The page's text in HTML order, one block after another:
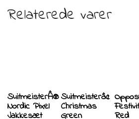
Relaterede varer
SuitmeisterÂ®
Nordic Pixel
Jakkesæt
Suitmeisterâ¢
Christmas
Green Red